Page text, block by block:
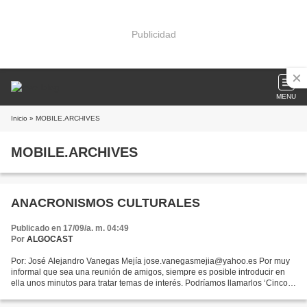
Publicidad
MENU
Inicio » MOBILE.ARCHIVES
MOBILE.ARCHIVES
ANACRONISMOS CULTURALES
Publicado en 17/09/a. m. 04:49
Por ALGOCAST
Por: José Alejandro Vanegas Mejía jose.vanegasmejia@yahoo.es Por muy
informal que sea una reunión de amigos, siempre es posible introducir en
ella unos minutos para tratar temas de interés. Podríamos llamarlos ‘Cinco